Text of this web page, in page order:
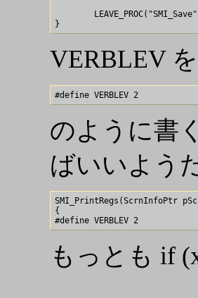
VERBLEV
のように書
ばいいよう
SMI_PrintRegs(ScrnInfoPtr
{
もっとも if